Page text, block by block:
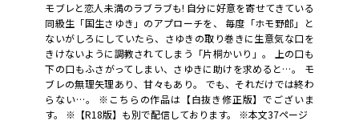
モブレと恋人未満のラブラブも! 自分に好意を寄せてきている
同級生「国生さゆき」のアプローチを、 毎度「ホモ野郎」と
ないがしろにしていたら、さゆきの取り巻きに生意気な口を
きけないように調教されてしまう「片桐かいり」。 上の口も
下の口もふさがってしまい、さゆきに助けを求めると…。 モ
ブレの無理矢理あり、甘々もあり。 でも、それだけでは終わ
らない…。 ※こちらの作品は【白抜き修正版】でございま
す。 ※【R18版】も別で配信しております。 ※本文37ページ